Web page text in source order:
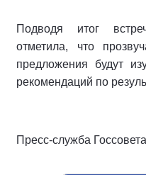
Подводя итог
отметила, что
предложения будут
рекомендаций по
Пресс-служба